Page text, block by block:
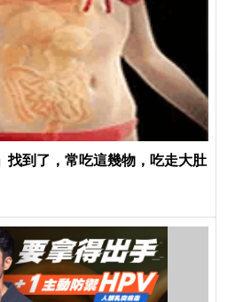
找到了，常吃這幾物，吃走大肚